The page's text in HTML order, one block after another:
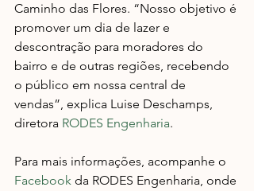
Caminho das Flores. “Nosso objetivo é
promover um dia de lazer e
descontração para moradores do
bairro e de outras regiões, recebendo
o público em nossa central de
vendas”, explica Luise Deschamps,
diretora RODES Engenharia.
Para mais informações, acompanhe o
Facebook da RODES Engenharia, onde